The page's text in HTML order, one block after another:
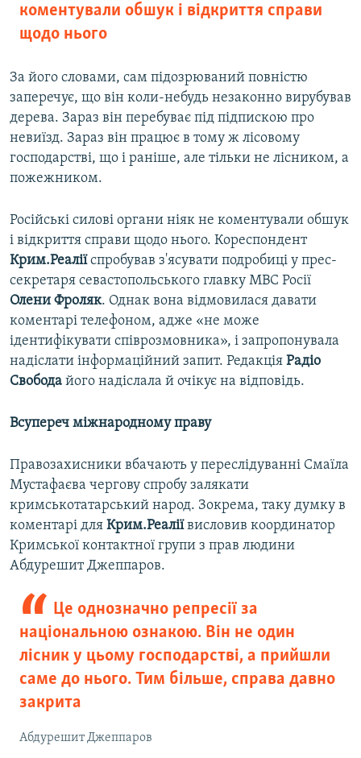
коментували обшук і відкриття справи
щодо нього
За його словами, сам підозрюваний повністю
заперечує, що він коли-небудь незаконно вирубував
дерева. Зараз він перебуває під підпискою про
невиїзд. Зараз він працює в тому ж лісовому
господарстві, що і раніше, але тільки не лісником, а
пожежником.
Російські силові органи ніяк не коментували обшук
і відкриття справи щодо нього. Кореспондент
Крим.Реаліїспробував з'ясувати подробиці у прес-
секретаря севастопольського главку МВС Росії
Олени Фроляк. Однак вона відмовилася давати
коментарі телефоном, адже «не може
ідентифікувати співрозмовника», і запропонувала
надіслати інформаційний запит. Редакція Радіо
Свобода його надіслала й очікує на відповідь.
Всупереч міжнародному праву
Правозахисники вбачають у переслідуванні Смаїла
Мустафаєва чергову спробу залякати
кримськотатарський народ. Зокрема, таку думку в
коментарі для Крим.Реаліївисловив координатор
Кримської контактної групи з прав людини
Абдурешит Джеппаров.
Це однозначно репресії за
національною ознакою. Він не один
лісник у цьому господарстві, а прийшли
саме до нього. Тим більше, справа давно
закрита
Абдурешит Джеппаров